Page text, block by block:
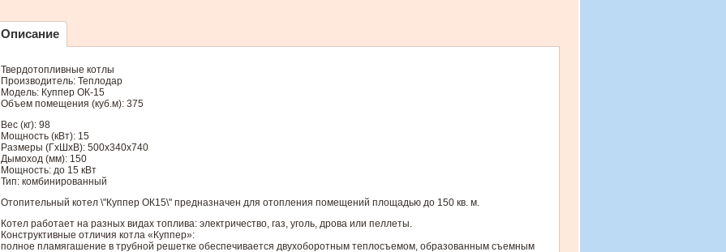
Описание
Твердотопливные котлы
Производитель: Теплодар
Модель: Куппер ОК-15
Объем помещения (куб.м): 375
Вес (кг): 98
Мощность (кВт): 15
Размеры (ГхШхВ): 500x340x740
Дымоход (мм): 150
Мощность: до 15 кВт
Тип: комбинированный
Отопительный котел \"Куппер ОК15\" предназначен для отопления помещений площадью до 150 кв. м.
Котел работает на разных видах топлива: электричество, газ, уголь, дрова или пеллеты.
Конструктивные отличия котла «Куппер»:
полное пламягашение в трубной решетке обеспечивается двухоборотным теплосъемом, образованным съемным